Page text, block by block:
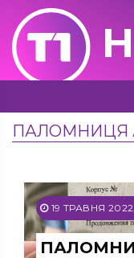
ПАЛОМНИЦЯ
19 ТРАВНЯ 2022,